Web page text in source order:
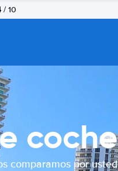
/ 10
comparamos por usted